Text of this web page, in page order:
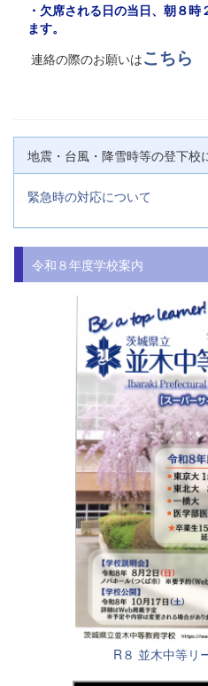
・欠席される日の当日、朝８
ます。
連絡の際のお願いはこちら
地震・台風・降雪時等の登下校
緊急時の対応について
令和８年度学校案内
R８ 並木中等リ